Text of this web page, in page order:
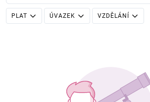
PLAT ÚVAZEK VZDĚLÁNÍ